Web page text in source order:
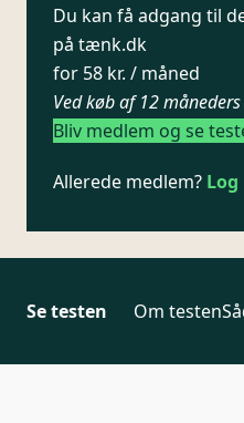
Du kan få adgang til
på tænk.dk
for 58 kr. / måned
Ved køb af 12
Bliv medlem og se
Allerede medlem?
Se testen Om testen